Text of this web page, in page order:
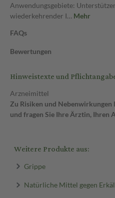
Anwendungsgebiete:
wiederkehrender I… Mehr
FAQs
Bewertungen
Hinweistexte und
Arzneimittel
Zu Risiken und Nebenwirkungen
und fragen Sie Ihre Ärztin, Ihren
Weitere Produkte aus:
Grippe
Natürliche Mittel gegen